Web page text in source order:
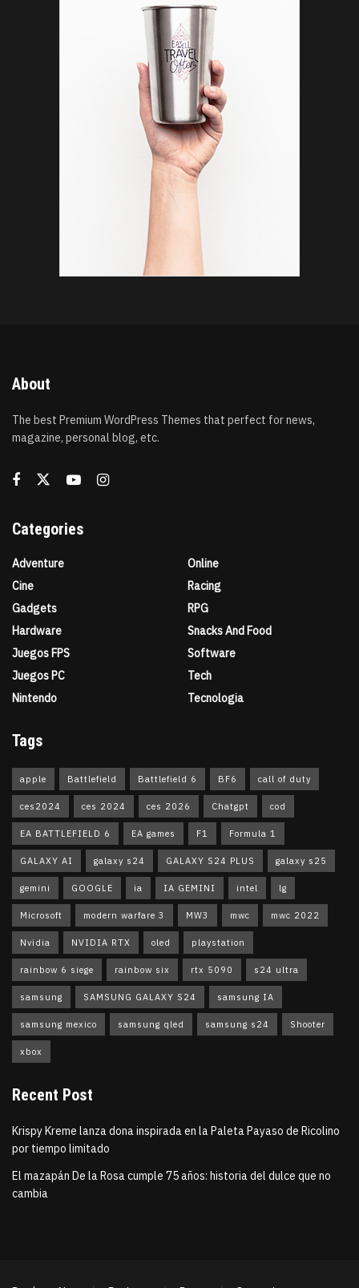
About
The best Premium WordPress Themes that perfect for news,
magazine, personal blog, etc.
Categories
Adventure
Cine
Gadgets
Hardware
Juegos FPS
Juegos PC
Nintendo
Online
Racing
RPG
Snacks And Food
Software
Tech
Tecnologia
Tags
apple Battlefield Battlefield 6 BF6 call of duty
ces2024 ces 2024 ces 2026 Chatgpt cod
EA BATTLEFIELD 6 EA games F1 Formula 1
GALAXY AI galaxy s24 GALAXY S24 PLUS galaxy s25
gemini GOOGLE ia IA GEMINI intel lg
Microsoft modern warfare 3 MW3 mwc mwc 2022
Nvidia NVIDIA RTX oled playstation
rainbow 6 siege rainbow six rtx 5090 s24 ultra
samsung SAMSUNG GALAXY S24 samsung IA
samsung mexico samsung qled samsung s24 Shooter
xbox
Recent Post
Krispy Kreme lanza dona inspirada en la Paleta Payaso de Ricolino
por tiempo limitado
El mazapán De la Rosa cumple 75 años: historia del dulce que no
cambia